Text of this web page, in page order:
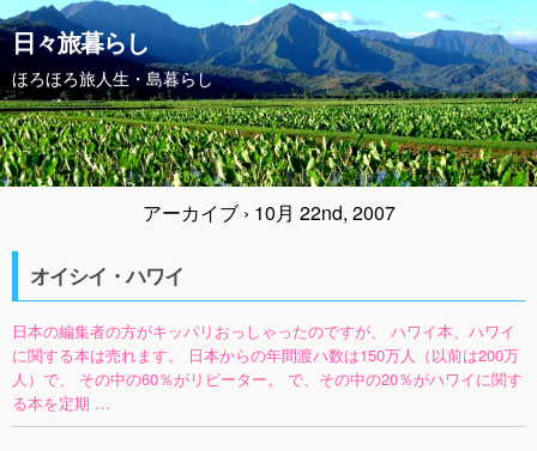
日々旅暮らし
ほろほろ旅人生・島暮らし
アーカイブ › 10月 22nd, 2007
オイシイ・ハワイ
日本の編集者の方がキッパリおっしゃったのですが、 ハワイ本、ハワイ
に関する本は売れます。 日本からの年間渡ハ数は150万人（以前は200万
人）で、 その中の60％がリピーター。 で、その中の20％がハワイに関す
る本を定期 …